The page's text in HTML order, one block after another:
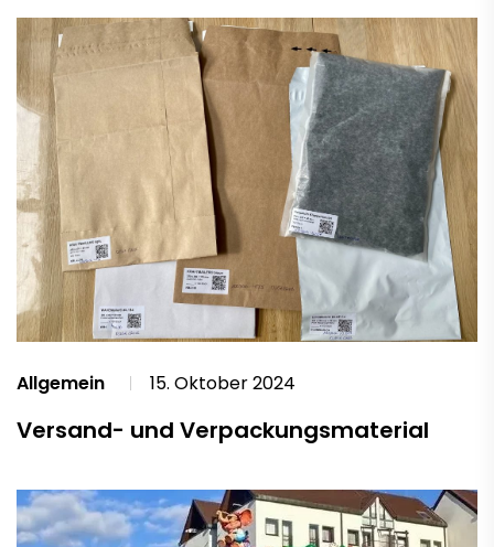
Allgemein 15. Oktober 2024
Versand- und Verpackungsmaterial